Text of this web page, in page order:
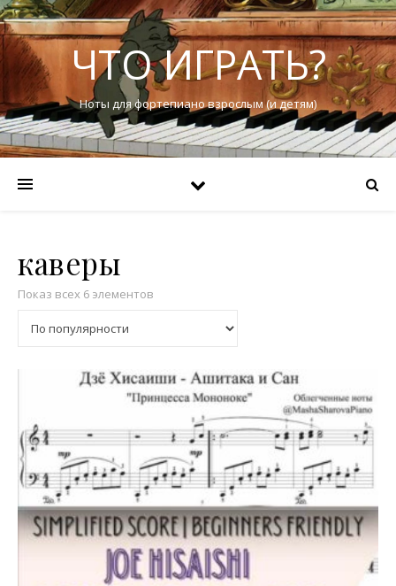
ЧТО ИГРАТЬ?
Ноты для фортепиано взрослым (и детям)
каверы
Показ всех 6 элементов